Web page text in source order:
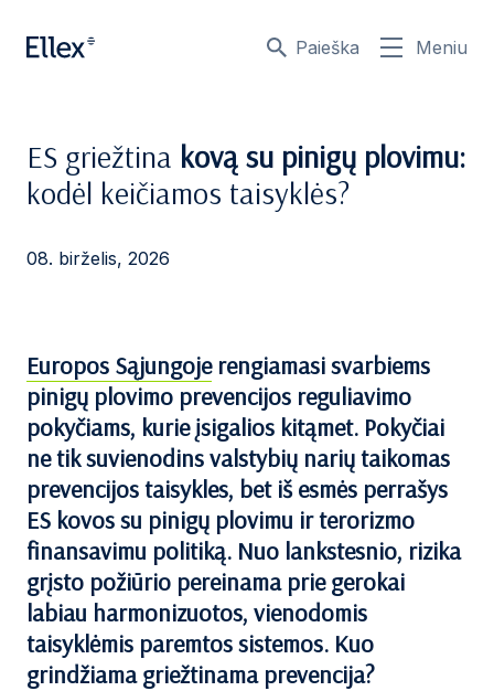
Paieška Meniu
ES griežtina kovą su pinigų plovimu:
kodėl keičiamos taisyklės?
08. birželis, 2026
Europos Sąjungojerengiamasi svarbiems
pinigų plovimo prevencijos reguliavimo
pokyčiams, kurie įsigalios kitąmet. Pokyčiai
ne tik suvienodins valstybių narių taikomas
prevencijos taisykles, bet iš esmės perrašys
ES kovos su pinigų plovimu ir terorizmo
finansavimu politiką. Nuo lankstesnio, rizika
grįsto požiūrio pereinama prie gerokai
labiau harmonizuotos, vienodomis
taisyklėmis paremtos sistemos. Kuo
grindžiama griežtinama prevencija?